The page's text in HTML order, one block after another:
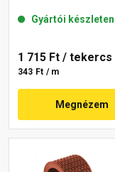
Gyártói készleten
1 715 Ft / tekercs
343 Ft / m
Megnézem